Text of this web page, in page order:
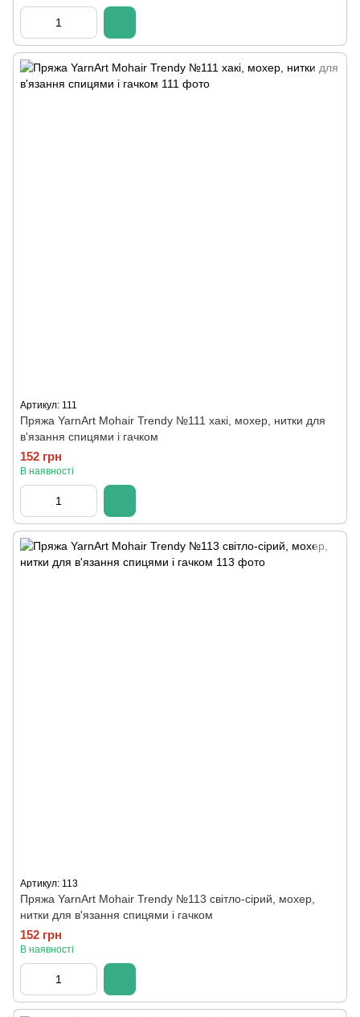
Артикул: 111
Пряжа YarnArt Mohair Trendy №111 хакі, мохер, нитки для
в'язання спицями і гачком
152 грн
В наявності
Артикул: 113
Пряжа YarnArt Mohair Trendy №113 світло-сірий, мохер,
нитки для в'язання спицями і гачком
152 грн
В наявності